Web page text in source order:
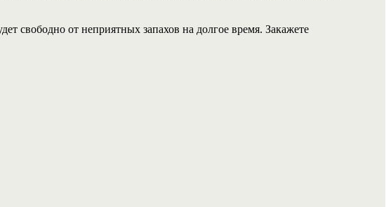
свободно от неприятных запахов на долгое время. Закажете